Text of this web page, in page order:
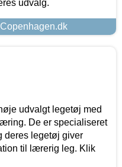
udvalg.
udvalgt legetøj med
De er specialiseret
deres legetøj giver
til lærerig leg. Klik